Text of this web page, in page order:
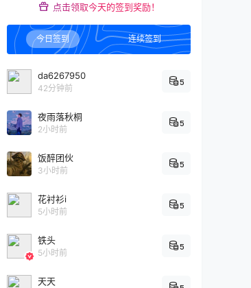
点击领取今天的签到奖励！
今日签到 连续签到
da6267950
42分钟前
5
夜雨落秋桐
2小时前
5
饭醉团伙
3小时前
5
花衬衫i
5小时前
5
铁头
5小时前
5
天天